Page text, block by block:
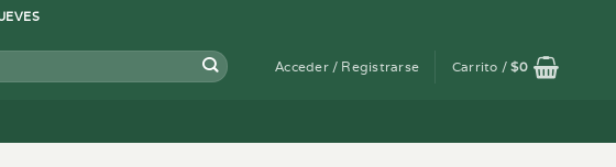
Acceder / Registrarse Carrito /$0